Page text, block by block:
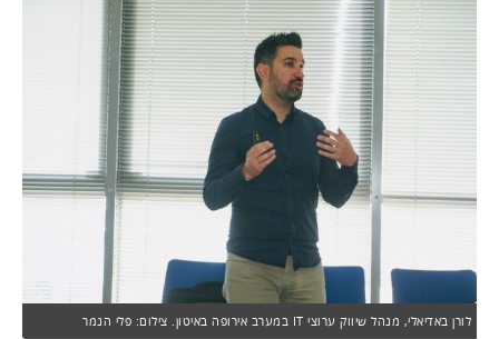
לורן באדיאלי, מנהל שיווק ערוצי IT במערב אירופה באיטון. צילום: פלי הנמר